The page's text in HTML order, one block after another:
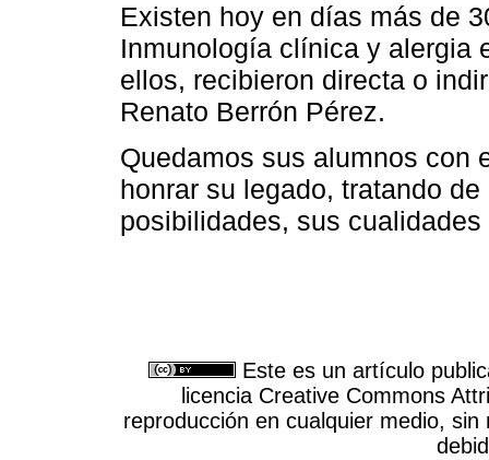
Existen hoy en días más de
Inmunología clínica y alergia
ellos, recibieron directa o
Renato Berrón Pérez.
Quedamos sus alumnos con
honrar su legado, tratando
posibilidades, sus
Este es un artículo
licencia Creative Commons
reproducción en cualquier medio,